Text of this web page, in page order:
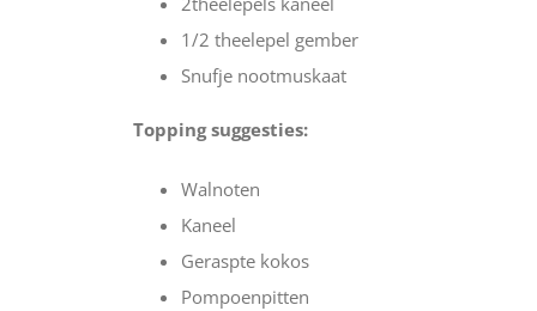
1/2 theelepel gember
Snufje nootmuskaat
Topping suggesties:
Walnoten
Kaneel
Geraspte kokos
Pompoenpitten